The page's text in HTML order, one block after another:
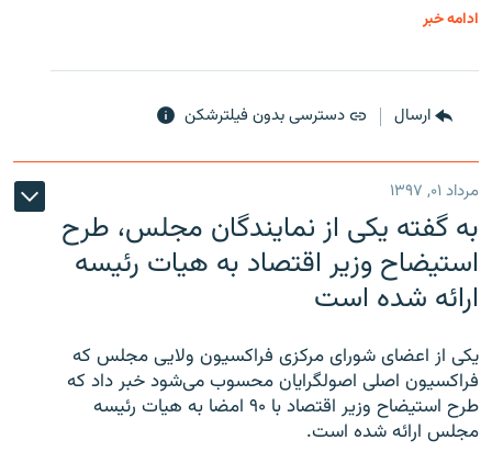
ادامه خبر
ارسال دسترسی بدون فیلترشکن
مرداد ۰۱, ۱۳۹۷
به گفته یکی از نمایندگان مجلس، طرح
استیضاح وزیر اقتصاد به هیات رئیسه
ارائه شده است
یکی از اعضای شورای مرکزی فراکسیون ولایی مجلس که
فراکسیون اصلی اصولگرایان محسوب می‌شود خبر داد که
طرح استیضاح وزیر اقتصاد با ۹۰ امضا به هیات رئیسه
مجلس ارائه شده است.